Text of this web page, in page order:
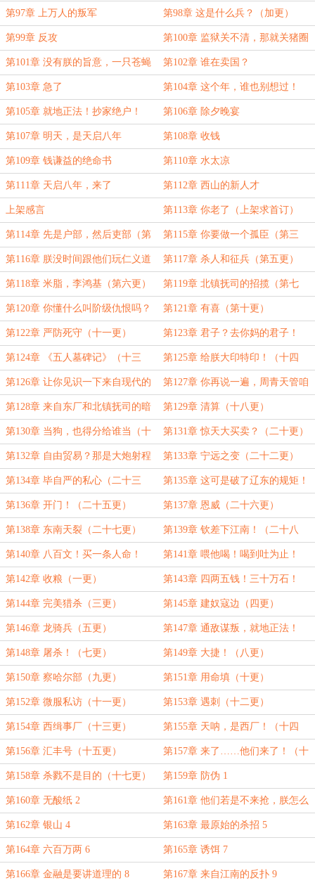
读！！！！）
第97章 上万人的叛军 第98章 这是什么兵？（加更）
第99章 反攻 第100章 监狱关不清，那就关猪圈
吧
第101章 没有朕的旨意，一只苍蝇
也不许飞出紫禁城！
第102章 谁在卖国？
第103章 急了 第104章 这个年，谁也别想过！
第105章 就地正法！抄家绝户！ 第106章 除夕晚宴
第107章 明天，是天启八年 第108章 收钱
第109章 钱谦益的绝命书 第110章 水太凉
第111章 天启八年，来了 第112章 西山的新人才
上架感言 第113章 你老了（上架求首订）
第114章 先是户部，然后吏部（第
二更）
第115章 你要做一个孤臣（第三
更）
第116章 朕没时间跟他们玩仁义道
德的过家家了（四更））
第117章 杀人和征兵（第五更）
第118章 米脂，李鸿基（第六更） 第119章 北镇抚司的招揽（第七
更）
第120章 你懂什么叫阶级仇恨吗？
（第八更）
第121章 有喜（第十更）
第122章 严防死守（十一更） 第123章 君子？去你妈的君子！
（十二更）
第124章 《五人墓碑记》（十三
更）
第125章 给朕大印特印！（十四
更）
第126章 让你见识一下来自现代的
舆论反击！（十五更）
第127章 你再说一遍，周青天管咱
们叫啥？（十六更）
第128章 来自东厂和北镇抚司的暗
桩（十七更）
第129章 清算（十八更）
第130章 当狗，也得分给谁当（十
九更）
第131章 惊天大买卖？（二十更）
第132章 自由贸易？那是大炮射程
之内的真理。（二十一更）
第133章 宁远之变（二十二更）
第134章 毕自严的私心（二十三
更）
第135章 这可是破了辽东的规矩！
（二十四更）
第136章 开门！（二十五更） 第137章 恩威（二十六更）
第138章 东南天裂（二十七更） 第139章 钦差下江南！（二十八
更）
第140章 八百文！买一条人命！
（三十更）
第141章 喂他喝！喝到吐为止！
（三十一更）
第142章 收粮（一更） 第143章 四两五钱！三十万石！
（二更）
第144章 完美猎杀（三更） 第145章 建奴寇边（四更）
第146章 龙骑兵（五更） 第147章 通敌谋叛，就地正法！
（六更）
第148章 屠杀！（七更） 第149章 大捷！（八更）
第150章 察哈尔部（九更） 第151章 用命填（十更）
第152章 微服私访（十一更） 第153章 遇刺（十二更）
第154章 西缉事厂（十三更） 第155章 天呐，是西厂！（十四
更）
第156章 汇丰号（十五更） 第157章 来了……他们来了！（十
六更）
第158章 杀戮不是目的（十七更） 第159章 防伪 1
第160章 无酸纸 2 第161章 他们若是不来抢，朕怎么
名正言顺地杀人？ 3
第162章 银山 4 第163章 最原始的杀招 5
第164章 六百万两 6 第165章 诱饵 7
第166章 金融是要讲道理的 8 第167章 来自江南的反扑 9